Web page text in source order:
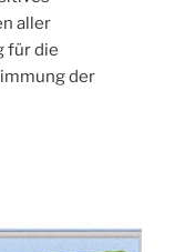
aller
für die
der